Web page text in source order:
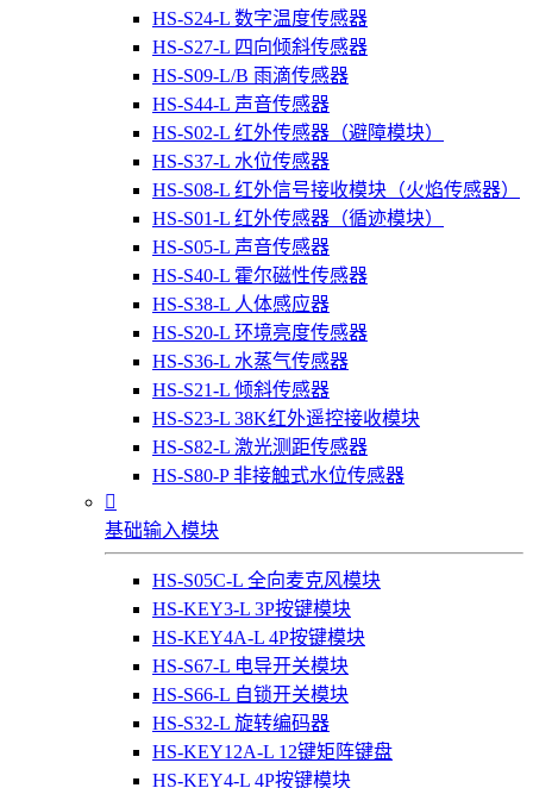
HS-S24-L 数字温度传感器
HS-S27-L 四向倾斜传感器
HS-S09-L/B 雨滴传感器
HS-S44-L 声音传感器
HS-S02-L 红外传感器（避障模块）
HS-S37-L 水位传感器
HS-S08-L 红外信号接收模块（火焰传感器）
HS-S01-L 红外传感器（循迹模块）
HS-S05-L 声音传感器
HS-S40-L 霍尔磁性传感器
HS-S38-L 人体感应器
HS-S20-L 环境亮度传感器
HS-S36-L 水蒸气传感器
HS-S21-L 倾斜传感器
HS-S23-L 38K红外遥控接收模块
HS-S82-L 激光测距传感器
HS-S80-P 非接触式水位传感器

基础输入模块
HS-S05C-L 全向麦克风模块
HS-KEY3-L 3P按键模块
HS-KEY4A-L 4P按键模块
HS-S67-L 电导开关模块
HS-S66-L 自锁开关模块
HS-S32-L 旋转编码器
HS-KEY12A-L 12键矩阵键盘
HS-KEY4-L 4P按键模块